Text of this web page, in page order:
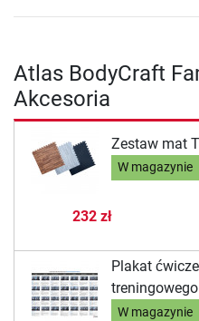
Atlas BodyCraft
Akcesoria
Zestaw mat
W magazynie
232 zł
Plakat
treningowego
W magazynie